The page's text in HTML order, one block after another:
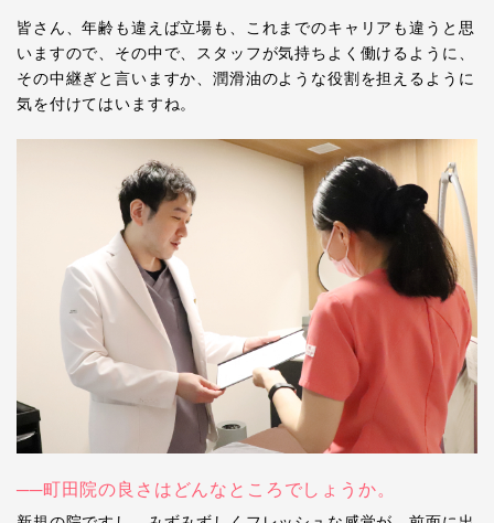
皆さん、年齢も違えば立場も、これまでのキャリアも違うと思
いますので、その中で、スタッフが気持ちよく働けるように、
その中継ぎと言いますか、潤滑油のような役割を担えるように
気を付けてはいますね。
──町田院の良さはどんなところでしょうか。